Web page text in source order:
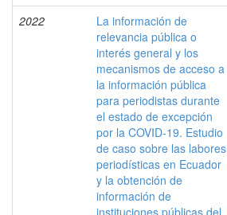
2022
La información de
relevancia pública o
interés general y los
mecanismos de acceso a
la información pública
para periodistas durante
el estado de excepción
por la COVID-19. Estudio
de caso sobre las labores
periodísticas en Ecuador
y la obtención de
información de
instituciones públicas del